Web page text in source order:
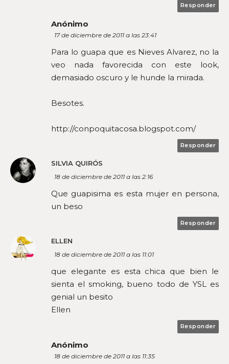
Responder
Anónimo
17 de diciembre de 2011 a las 23:41
Para lo guapa que es Nieves Alvarez, no la
veo nada favorecida con este look,
demasiado oscuro y le hunde la mirada.
Besotes.
http://conpoquitacosa.blogspot.com/
Responder
SILVIA QUIRÓS
18 de diciembre de 2011 a las 2:16
Que guapisima es esta mujer en persona,
un beso
Responder
ELLEN
18 de diciembre de 2011 a las 11:01
que elegante es esta chica que bien le
sienta el smoking, bueno todo de YSL es
genial un besito
Ellen
Responder
Anónimo
18 de diciembre de 2011 a las 11:35